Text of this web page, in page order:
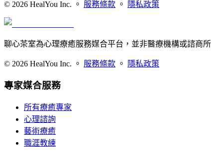
© 2026 HealYou Inc. 。 服務條款 。 隱私政策
聊心茶室為心理療癒服務媒合平台，並非醫療機構或諮商所
© 2026 HealYou Inc. 。 服務條款 。 隱私政策
專家媒合服務
所有療癒專家
心理諮詢
藝術療癒
職涯教練